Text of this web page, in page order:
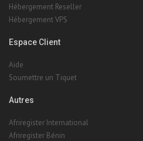
Hébergement Reseller
Hébergement VPS
Espace Client
Aide
Soumettre un Tiquet
Autres
Afriregister International
Afriregister Bénin